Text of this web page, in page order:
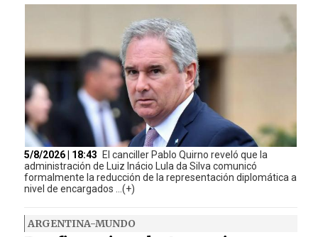
5/8/2026 | 18:43
El canciller Pablo Quirno reveló que la
administración de Luiz Inácio Lula da Silva comunicó
formalmente la reducción de la representación diplomática a
nivel de encargados ...(+)
ARGENTINA-MUNDO